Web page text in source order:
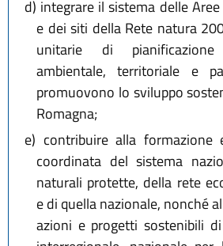
d) integrare il sistema delle
e dei siti della Rete natura
unitarie di
ambientale, territoriale e
promuovono lo sviluppo
Romagna;
e) contribuire alla formazione
coordinata del sistema
naturali protette, della rete
e di quella nazionale, nonché
azioni e progetti sostenibili